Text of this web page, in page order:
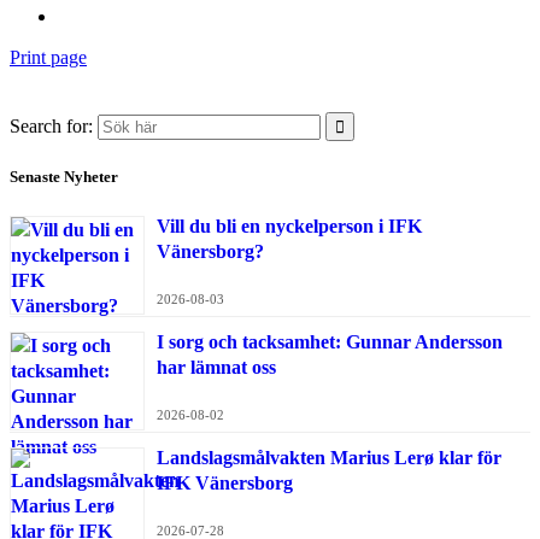
Print page
Search for:
Senaste Nyheter
Vill du bli en nyckelperson i IFK
Vänersborg?
2026-08-03
I sorg och tacksamhet: Gunnar Andersson
har lämnat oss
2026-08-02
Landslagsmålvakten Marius Lerø klar för
IFK Vänersborg
2026-07-28